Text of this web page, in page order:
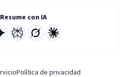
Resume con IA
Política de privacidad